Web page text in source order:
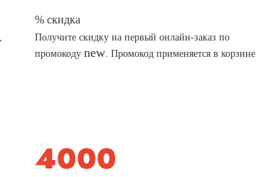
% скидка
Получите скидку на первый онлайн-заказ по
промокоду new. Промокод применяется в корзине